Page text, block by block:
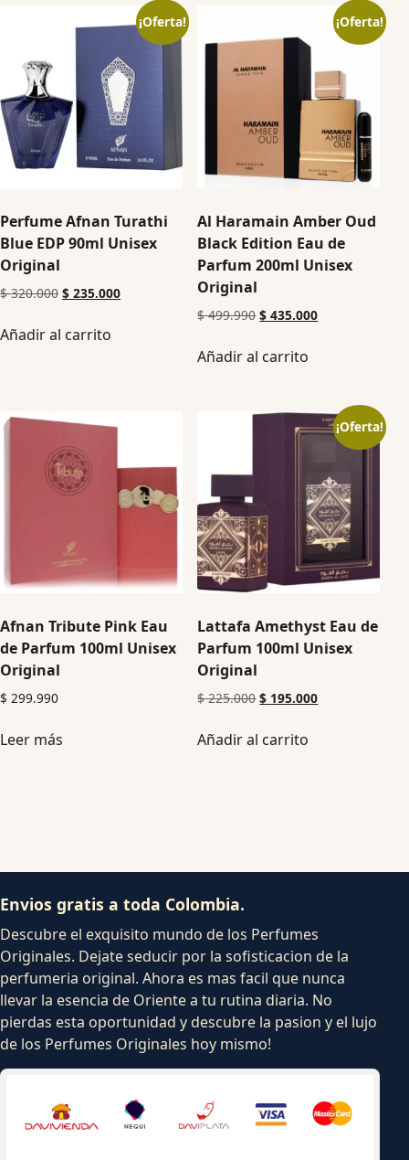
¡Oferta!
Perfume Afnan Turathi
Blue EDP 90ml Unisex
Original
$320.000 $ 235.000
Añadir al carrito
¡Oferta!
Al Haramain Amber Oud
Black Edition Eau de
Parfum 200ml Unisex
Original
$499.990 $ 435.000
Añadir al carrito
Afnan Tribute Pink Eau
de Parfum 100ml Unisex
Original
$ 299.990
Leer más
¡Oferta!
Lattafa Amethyst Eau de
Parfum 100ml Unisex
Original
$225.000 $ 195.000
Añadir al carrito
Envios gratis a toda Colombia.
Descubre el exquisito mundo de los Perfumes
Originales. Dejate seducir por la sofisticacion de la
perfumeria original. Ahora es mas facil que nunca
llevar la esencia de Oriente a tu rutina diaria. No
pierdas esta oportunidad y descubre la pasion y el lujo
de los Perfumes Originales hoy mismo!